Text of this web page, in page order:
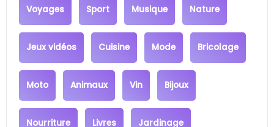
Voyages Sport Musique Nature
Jeux vidéos Cuisine Mode Bricolage
Moto Animaux Vin Bijoux
Nourriture Livres Jardinage